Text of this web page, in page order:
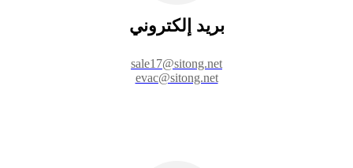
بريد إلكتروني
sale17@sitong.net
evac@sitong.net